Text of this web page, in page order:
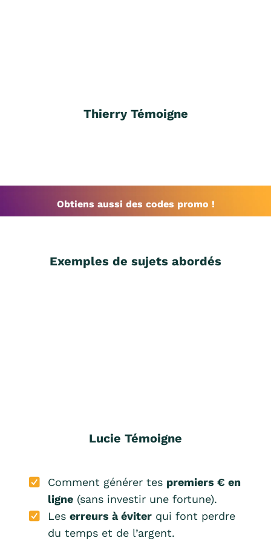
Thierry Témoigne
Obtiens aussi des codes promo !
Exemples de sujets abordés
Lucie Témoigne
Comment générer tes premiers € en
ligne (sans investir une fortune).
Les erreurs à éviter qui font perdre
du temps et de l’argent.